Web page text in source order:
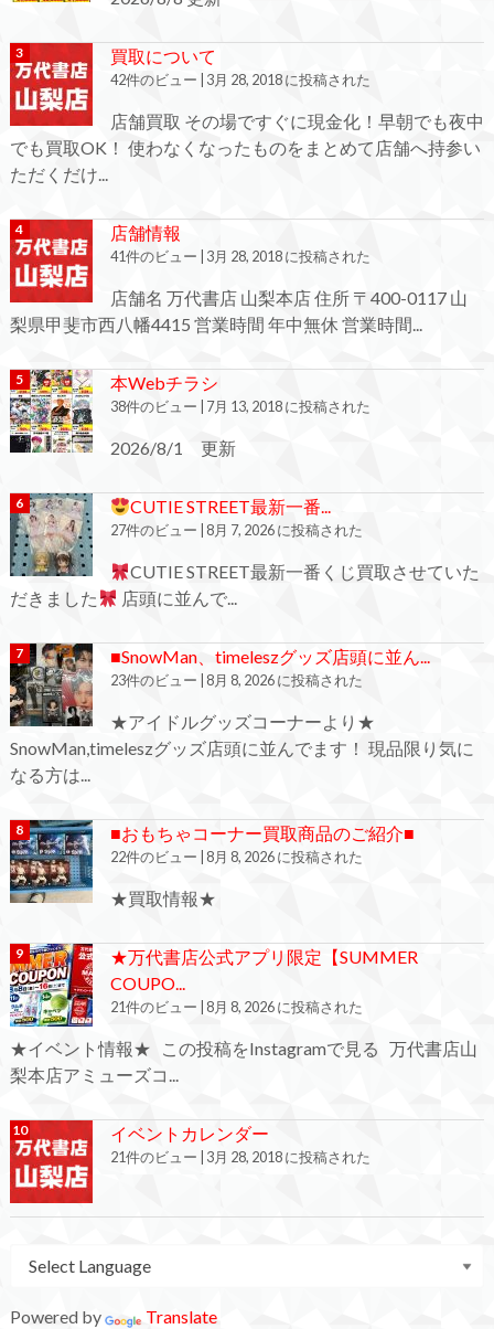
買取について
42件のビュー 3月 28, 2018 に投稿された
店舗買取 その場ですぐに現金化！早朝でも夜中
でも買取OK！ 使わなくなったものをまとめて店舗へ持参い
ただくだけ...
店舗情報
41件のビュー 3月 28, 2018 に投稿された
店舗名 万代書店 山梨本店 住所 〒400-0117 山
梨県甲斐市西八幡4415 営業時間 年中無休 営業時間...
本Webチラシ
38件のビュー 7月 13, 2018 に投稿された
2026/8/1 更新
CUTIE STREET最新一番...
27件のビュー 8月 7, 2026 に投稿された
CUTIE STREET最新一番くじ買取させていた
だきました
店頭に並んで...
■SnowMan、timeleszグッズ店頭に並ん...
23件のビュー 8月 8, 2026 に投稿された
★アイドルグッズコーナーより★
SnowMan,timeleszグッズ店頭に並んでます！ 現品限り気に
なる方は...
■おもちゃコーナー買取商品のご紹介■
22件のビュー 8月 8, 2026 に投稿された
★買取情報★
★万代書店公式アプリ限定【SUMMER
COUPO...
21件のビュー 8月 8, 2026 に投稿された
★イベント情報★ この投稿をInstagramで見る 万代書店山
梨本店アミューズコ...
イベントカレンダー
21件のビュー 3月 28, 2018 に投稿された
Powered by Translate